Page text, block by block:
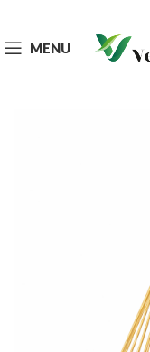
MENU